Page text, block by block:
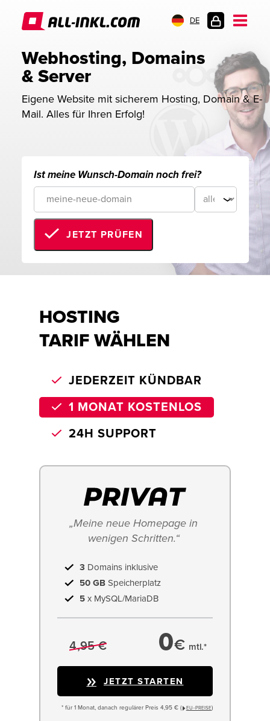
DE
Webhosting, Domains
& Server
Eigene Website mit sicherem Hosting, Domain & E-
Mail. Alles für Ihren Erfolg!
Ist meine Wunsch-Domain noch frei?
JETZT PRÜFEN
HOSTING
TARIF WÄHLEN
JEDERZEIT KÜNDBAR
1 MONAT KOSTENLOS
24H SUPPORT
„Meine neue Homepage in
wenigen Schritten.“
3 Domains inklusive
50 GB Speicherplatz
5 x MySQL/MariaDB
4,95 € 0€ mtl.*
JETZT STARTEN
* für 1 Monat, danach regulärer Preis 4,95 € ( EU−PREISE)